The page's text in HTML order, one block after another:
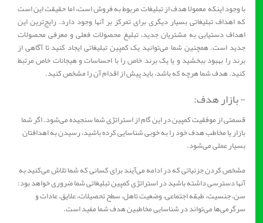
با وجود اینکه معمولا هدف از تبلیغات مربوط به فروش است، اما حقیقت این است
که اهداف تبلیغاتی بسیار دیگری برای تمرکز بر آنها وجود دارد. رایج‌ترین این
اهداف دستیابی به مشتریان جدید، تبلیغ محصولات فعلی و معرفی محصولات
جدید است. همچنین شما می‌توانید یک کمپین تبلیغاتی ایجاد کنید تا آگاهی از
برند را بهبود ببخشید و یا یک برند خاص را با احساسات و هیجانات خاص مرتبط
کنید. هدف شما هرچه که باشد، باید پیش از اقدام آن را مشخص کنید.
- بازار هدف:
قسمتی از موفقیت کمپین در این گام از استراتژی شما سنجیده می‌شود. اگر شما
بازار یا مخاطب هدف خود را به خوبی شناسایی کرده باشید، رسیدن به اهدافتان
بسیار عملی می‌شود.
مشخص کردن جزئیاتی که در ادامه می‌آیند برای کسانی که شما تلاش می‌کنید به
آنها دسترسی داشته باشید در استراتژی کمپین تبلیغاتی شما ضروری خواهد بود:
سن، جنسیت، طبقه اجتماعی، وضعیت تاهل، سطح تحصیلات، علایق، عادات و
سرگرمی‌ها می‌تواند در شناسایی مخاطبین هدف شما مفید است.